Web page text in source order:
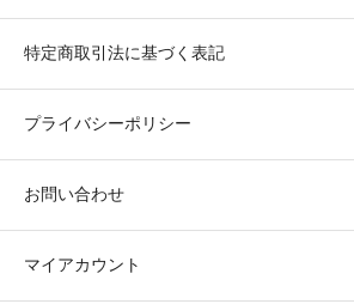
特定商取引法に基づく表記
プライバシーポリシー
お問い合わせ
マイアカウント